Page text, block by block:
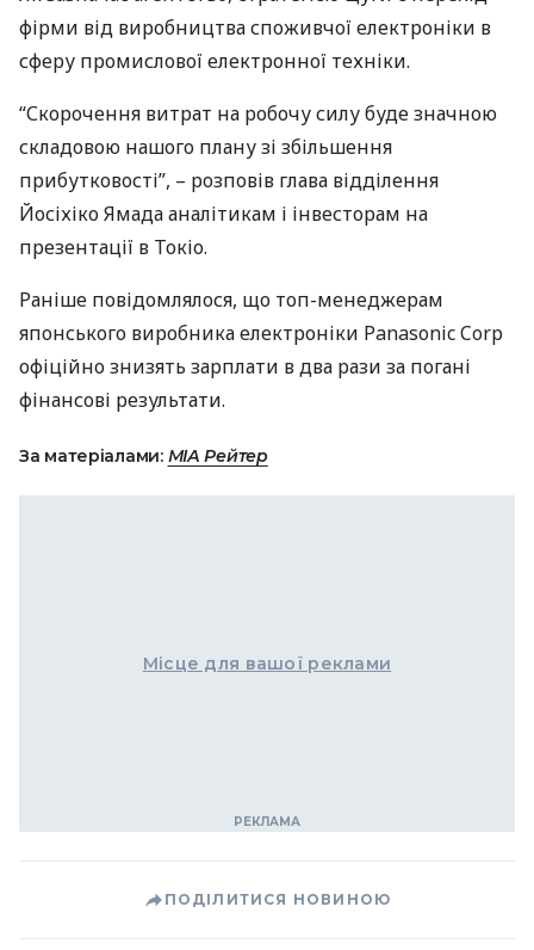
фірми від виробництва споживчої електроніки в
сферу промислової електронної техніки.
“Скорочення витрат на робочу силу буде значною
складовою нашого плану зі збільшення
прибутковості”, – розповів глава відділення
Йосіхіко Ямада аналітикам і інвесторам на
презентації в Токіо.
Раніше повідомлялося, що топ-менеджерам
японського виробника електроніки Panasonic Corp
офіційно знизять зарплати в два рази за погані
фінансові результати.
За матеріалами: МIА Рейтер
Місце для вашої реклами
ПОДІЛИТИСЯ НОВИНОЮ